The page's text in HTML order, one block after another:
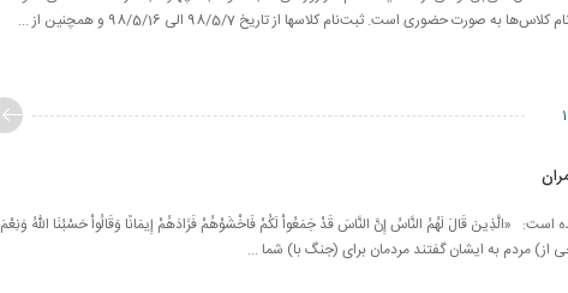
آمده است: «الَّذِينَ قَالَ لَهُمُ النَّاسُ إِنَّ النَّاسَ قَدْ جَمَعُواْ لَكُمْ فَاخْشَوْهُمْ فَزَادَهُمْ إِيمَانًا وَقَالُواْ حَسْبُنَا اللّهُ وَنِعْمَ
از) مردم به ايشان گفتند مردمان براى (جنگ با) شما ...